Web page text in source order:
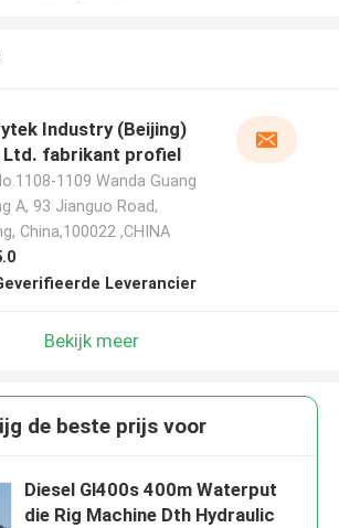
Industry (Beijing)
Ltd. fabrikant profiel
1109 Wanda Guang
A, 93 Jianguo Road,
China,100022 ,CHINA
Leverancier
Bekijk meer
de beste prijs voor
Diesel Gl400s 400m Waterput
die Rig Machine Dth Hydraulic